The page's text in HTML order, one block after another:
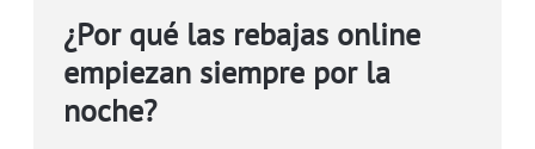
¿Por qué las rebajas online
empiezan siempre por la
noche?